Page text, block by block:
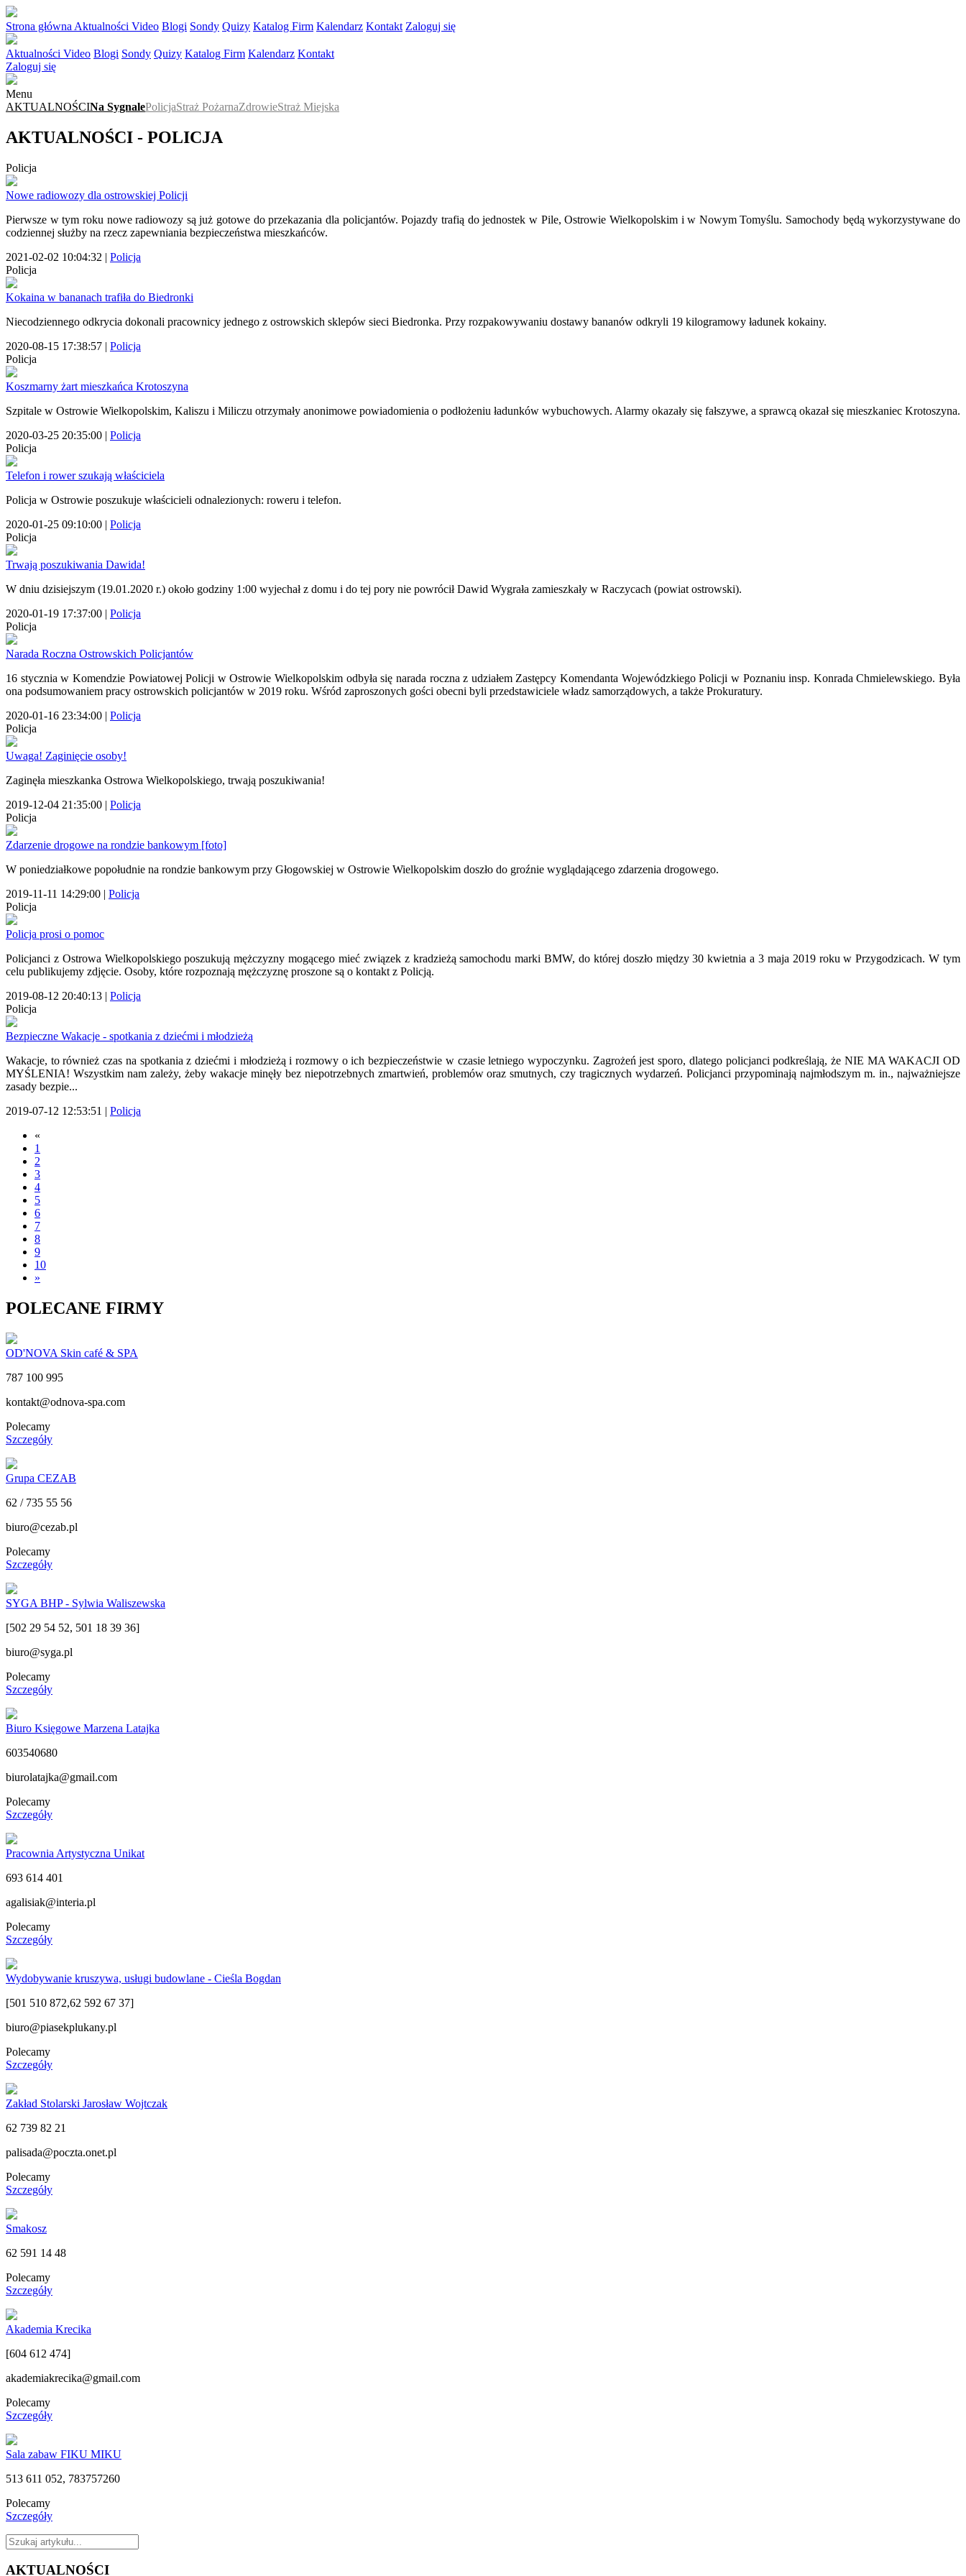
Strona główna Aktualności Video Blogi Sondy Quizy Katalog Firm Kalendarz Kontakt Zaloguj się
Aktualności Video Blogi Sondy Quizy Katalog Firm Kalendarz Kontakt
Zaloguj się
Menu
AKTUALNOŚCINa SygnalePolicjaStraż PożarnaZdrowieStraż Miejska
AKTUALNOŚCI - POLICJA
Policja
Nowe radiowozy dla ostrowskiej Policji
Pierwsze w tym roku nowe radiowozy są już gotowe do przekazania dla policjantów. Pojazdy trafią do jednostek w Pile, Ostrowie Wielkopolskim i w Nowym Tomyślu. Samochody będą wykorzystywane do
codziennej służby na rzecz zapewniania bezpieczeństwa mieszkańców.
2021-02-02 10:04:32 | Policja
Policja
Kokaina w bananach trafiła do Biedronki
Niecodziennego odkrycia dokonali pracownicy jednego z ostrowskich sklepów sieci Biedronka. Przy rozpakowywaniu dostawy bananów odkryli 19 kilogramowy ładunek kokainy.
2020-08-15 17:38:57 | Policja
Policja
Koszmarny żart mieszkańca Krotoszyna
Szpitale w Ostrowie Wielkopolskim, Kaliszu i Miliczu otrzymały anonimowe powiadomienia o podłożeniu ładunków wybuchowych. Alarmy okazały się fałszywe, a sprawcą okazał się mieszkaniec Krotoszyna.
2020-03-25 20:35:00 | Policja
Policja
Telefon i rower szukają właściciela
Policja w Ostrowie poszukuje właścicieli odnalezionych: roweru i telefon.
2020-01-25 09:10:00 | Policja
Policja
Trwają poszukiwania Dawida!
W dniu dzisiejszym (19.01.2020 r.) około godziny 1:00 wyjechał z domu i do tej pory nie powrócił Dawid Wygrała zamieszkały w Raczycach (powiat ostrowski).
2020-01-19 17:37:00 | Policja
Policja
Narada Roczna Ostrowskich Policjantów
16 stycznia w Komendzie Powiatowej Policji w Ostrowie Wielkopolskim odbyła się narada roczna z udziałem Zastępcy Komendanta Wojewódzkiego Policji w Poznaniu insp. Konrada Chmielewskiego. Była
ona podsumowaniem pracy ostrowskich policjantów w 2019 roku. Wśród zaproszonych gości obecni byli przedstawiciele władz samorządowych, a także Prokuratury.
2020-01-16 23:34:00 | Policja
Policja
Uwaga! Zaginięcie osoby!
Zaginęła mieszkanka Ostrowa Wielkopolskiego, trwają poszukiwania!
2019-12-04 21:35:00 | Policja
Policja
Zdarzenie drogowe na rondzie bankowym [foto]
W poniedziałkowe popołudnie na rondzie bankowym przy Głogowskiej w Ostrowie Wielkopolskim doszło do groźnie wyglądającego zdarzenia drogowego.
2019-11-11 14:29:00 | Policja
Policja
Policja prosi o pomoc
Policjanci z Ostrowa Wielkopolskiego poszukują mężczyzny mogącego mieć związek z kradzieżą samochodu marki BMW, do której doszło między 30 kwietnia a 3 maja 2019 roku w Przygodzicach. W tym
celu publikujemy zdjęcie. Osoby, które rozpoznają mężczyznę proszone są o kontakt z Policją.
2019-08-12 20:40:13 | Policja
Policja
Bezpieczne Wakacje - spotkania z dziećmi i młodzieżą
Wakacje, to również czas na spotkania z dziećmi i młodzieżą i rozmowy o ich bezpieczeństwie w czasie letniego wypoczynku. Zagrożeń jest sporo, dlatego policjanci podkreślają, że NIE MA WAKACJI OD
MYŚLENIA! Wszystkim nam zależy, żeby wakacje minęły bez niepotrzebnych zmartwień, problemów oraz smutnych, czy tragicznych wydarzeń. Policjanci przypominają najmłodszym m. in., najważniejsze
zasady bezpie...
2019-07-12 12:53:51 | Policja
«
1
2
3
4
5
6
7
8
9
10
»
POLECANE FIRMY
OD'NOVA Skin café & SPA
787 100 995
kontakt@odnova-spa.com
Polecamy
Szczegóły
Grupa CEZAB
62 / 735 55 56
biuro@cezab.pl
Polecamy
Szczegóły
SYGA BHP - Sylwia Waliszewska
[502 29 54 52, 501 18 39 36]
biuro@syga.pl
Polecamy
Szczegóły
Biuro Księgowe Marzena Latajka
603540680
biurolatajka@gmail.com
Polecamy
Szczegóły
Pracownia Artystyczna Unikat
693 614 401
agalisiak@interia.pl
Polecamy
Szczegóły
Wydobywanie kruszywa, usługi budowlane - Cieśla Bogdan
[501 510 872,62 592 67 37]
biuro@piasekplukany.pl
Polecamy
Szczegóły
Zakład Stolarski Jarosław Wojtczak
62 739 82 21
palisada@poczta.onet.pl
Polecamy
Szczegóły
Smakosz
62 591 14 48
Polecamy
Szczegóły
Akademia Krecika
[604 612 474]
akademiakrecika@gmail.com
Polecamy
Szczegóły
Sala zabaw FIKU MIKU
513 611 052, 783757260
Polecamy
Szczegóły
AKTUALNOŚCI